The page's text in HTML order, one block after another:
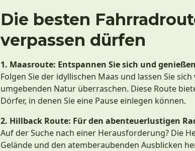
Die besten
verpassen dürfen
1. Maasroute: Entspannen Sie sich und
Folgen Sie der idyllischen Maas und lassen Sie
umgebenden Natur überraschen. Diese Route
Dörfer, in denen Sie eine Pause einlegen können.
2. Hillback Route: Für den abenteuerlustigen
Auf der Suche nach einer Herausforderung? Die
Gelände und den atemberaubenden Ausblicken